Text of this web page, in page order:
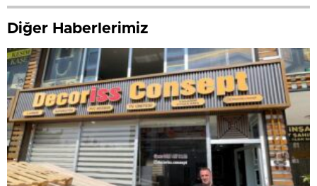
Diğer Haberlerimiz